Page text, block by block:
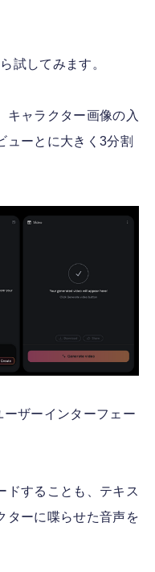
試してみます。
キャラクター画像の入
ューとに大きく3分割
ザーインターフェー
ドすることも、テキス
ターに喋らせた音声を